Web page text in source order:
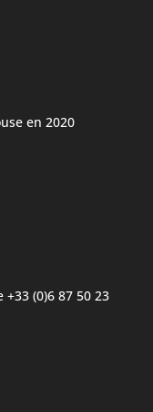
en 2020
(0)6 87 50 23